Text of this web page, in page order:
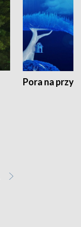
Pora na